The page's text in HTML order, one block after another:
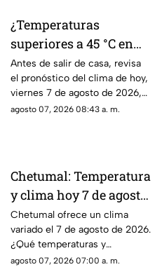
¿Temperaturas
superiores a 45 °C en
Quintana Roo?
Pronóstico del clima
HOY, viernes 7 de
agosto de 2026, en
Antes de salir de casa, revisa
el pronóstico del clima de hoy,
viernes 7 de agosto de 2026,
en Cancún y el resto de
agosto 07, 2026 08:43 a. m.
Chetumal: Temperatura
y clima hoy 7 de agosto
de 2026.
Chetumal ofrece un clima
variado el 7 de agosto de 2026.
¿Qué temperaturas y
condiciones meteorológicas te
agosto 07, 2026 07:00 a. m.